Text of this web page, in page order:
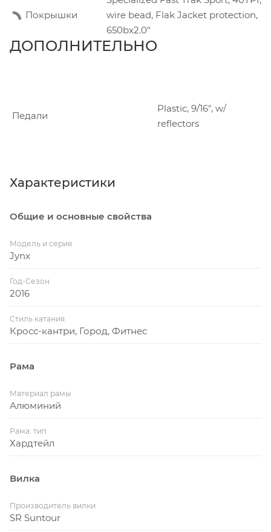
Покрышки
wire bead, Flak Jacket protection,
650bx2.0"
ДОПОЛНИТЕЛЬНО
Педали
Plastic, 9/16", w/
reflectors
Характеристики
Общие и основные свойства
Модель и серия
Jynx
Год-Сезон
2016
Стиль катания
Кросс-кантри, Город, Фитнес
Рама
Материал рамы
Алюминий
Рама: тип
Хардтейл
Вилка
Производитель вилки
SR Suntour